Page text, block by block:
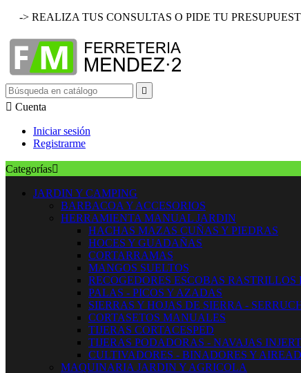
-> REALIZA TUS CONSULTAS O PIDE TU

 Cuenta
Iniciar sesión
Registrarme
Categorías
JARDIN Y CAMPING
BARBACOA Y ACCESORIOS
HERRAMIENTA MANUAL JARDIN
HACHAS MAZAS CUÑAS Y PIEDRAS
HOCES Y GUADAÑAS
CORTARRAMAS
MANGOS SUELTOS
RECOGEDORES ESCOBAS RASTRILLOS
PALAS - PICOS Y AZADAS
SIERRAS Y HOJAS DE SIERRA -
CORTASETOS MANUALES
TIJERAS CORTACESPED
TIJERAS PODADORAS - NAVAJAS
CULTIVADORES - BINADORES Y
MAQUINARIA JARDIN Y AGRICOLA